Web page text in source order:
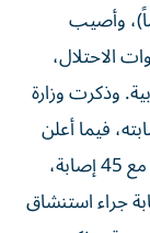
فراس زياد سمارو (26 عاماً)، وأصيب
الاحتلال،
وذكرت وزارة
فيما أعلن
الهلال الأحمر الفلسطيني أن طواقمه تعاملت مع 45 إصابة،
بالرصاص الحي و40 إصابة جراء استنشاق